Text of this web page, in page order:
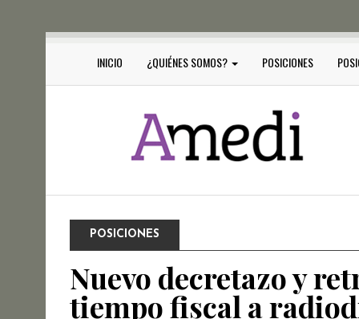
INICIO ¿QUIÉNES SOMOS? POSICIONES
POSICIONES
Nuevo decretazo y
tiempo fiscal a